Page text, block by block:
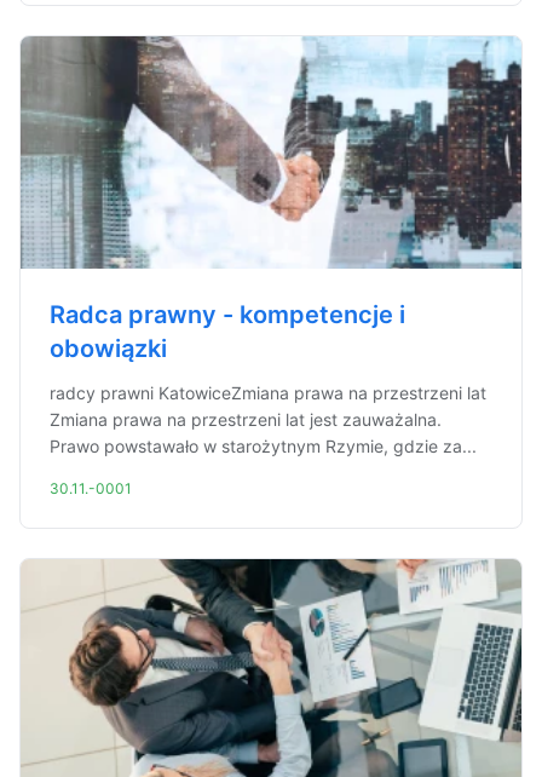
Radca prawny - kompetencje i
obowiązki
radcy prawni KatowiceZmiana prawa na przestrzeni lat
Zmiana prawa na przestrzeni lat jest zauważalna.
Prawo powstawało w starożytnym Rzymie, gdzie za...
30.11.-0001